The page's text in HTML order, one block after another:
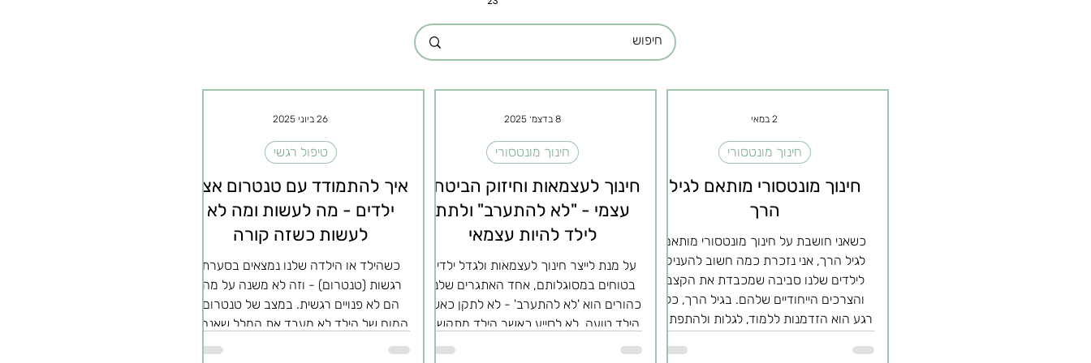
חינוך מונטסורי מותאם לגיל
הרך
כשאני חושבת על חינוך מונטסורי מותאם
לגיל הרך, אני נזכרת כמה חשוב להעניק
לילדים שלנו סביבה שמכבדת את הקצב
והצרכים הייחודיים שלהם. בגיל הרך, כל
רגע הוא הזדמנות ללמוד, לגלות ולהתפתח.
נראה כמו מקום מלא פלאים. אז איך אפשר
חינוך מונטסורי
2 במאי
חינוך לעצמאות וחיזוק הביטחון
עצמי - "לא להתערב" ולתת
לילד להיות עצמאי
על מנת לייצר חינוך לעצמאות ולגדל ילדים
בטוחים במסוגלותם, אחד האתגרים שלנו
כהורים הוא 'לא להתערב' - לא לתקן כאשר
הילד טועה, לא לסייע כאשר הילד מתקשה.
הרצון לתקן או לסייע מגיע אצלנו ממקום
חינוך מונטסורי
8 בדצמ׳ 2025
איך להתמודד עם טנטרום אצל
ילדים - מה לעשות ומה לא
לעשות כשזה קורה
כשהילד או הילדה שלנו נמצאים בסערת
רגשות (טנטרום) - וזה לא משנה על מה,
הם לא פנויים רגשית. במצב של טנטרום
המוח של הילד לא מעבד את המלל שאנחנו
מדברים או את החיבוק שאנחנו רוצים לתת.
טיפול רגשי
26 ביוני 2025